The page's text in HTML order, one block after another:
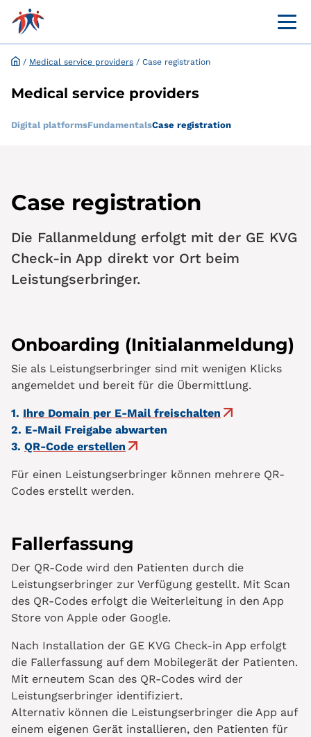
Menü
/ Medical service providers / Case registration
Medical service providers
Digital platformsFundamentalsCase registration
Case registration
Die Fallanmeldung erfolgt mit der GE KVG
Check-in App direkt vor Ort beim
Leistungserbringer.
Onboarding (Initialanmeldung)
Sie als Leistungserbringer sind mit wenigen Klicks
angemeldet und bereit für die Übermittlung.
1. Ihre Domain per E-Mail freischalten
2. E-Mail Freigabe abwarten
3. QR-Code erstellen
Für einen Leistungserbringer können mehrere QR-
Codes erstellt werden.
Fallerfassung
Der QR-Code wird den Patienten durch die
Leistungserbringer zur Verfügung gestellt. Mit Scan
des QR-Codes erfolgt die Weiterleitung in den App
Store von Apple oder Google.
Nach Installation der GE KVG Check-in App erfolgt
die Fallerfassung auf dem Mobilegerät der Patienten.
Mit erneutem Scan des QR-Codes wird der
Leistungserbringer identifiziert.
Alternativ können die Leistungserbringer die App auf
einem eigenen Gerät installieren, den Patienten für